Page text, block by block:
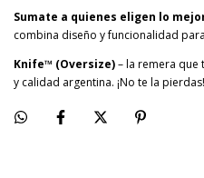
Sumate a quienes eligen lo
combina diseño y funcionalidad
Knife™ (Oversize)– la remera
y calidad argentina. ¡No te la pierdas!